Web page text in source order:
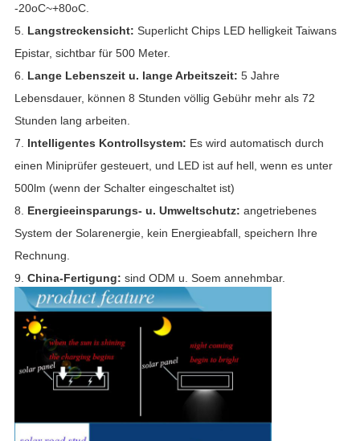
-20oC~+80oC.
5. Langstreckensicht: Superlicht Chips LED helligkeit Taiwans
Epistar, sichtbar für 500 Meter.
6. Lange Lebenszeit u. lange Arbeitszeit: 5Jahre
Lebensdauer, können 8 Stunden völlig Gebühr mehr als 72
Stunden lang arbeiten.
7. Intelligentes Kontrollsystem: Es wird automatisch durch
einen Miniprüfer gesteuert, und LED ist auf hell, wenn es unter
500lm (wenn der Schalter eingeschaltet ist)
8. Energieeinsparungs- u. Umweltschutz: angetriebenes
System der Solarenergie, kein Energieabfall, speichern Ihre
Rechnung.
9. China-Fertigung: sind ODM u. Soem annehmbar.